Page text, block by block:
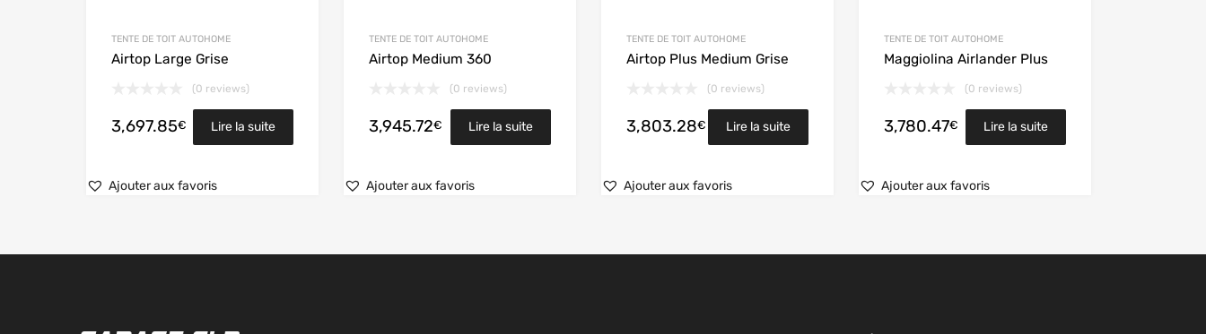
TENTE DE TOIT AUTOHOME
Airtop Large Grise
(0 reviews)
3,697.85€ Lire la suite
Ajouter aux favoris
TENTE DE TOIT AUTOHOME
Airtop Medium 360
(0 reviews)
3,945.72€ Lire la suite
Ajouter aux favoris
TENTE DE TOIT AUTOHOME
Airtop Plus Medium Grise
(0 reviews)
3,803.28€ Lire la suite
Ajouter aux favoris
TENTE DE TOIT AUTOHOME
Maggiolina Airlander Plus
(0 reviews)
3,780.47€ Lire la suite
Ajouter aux favoris